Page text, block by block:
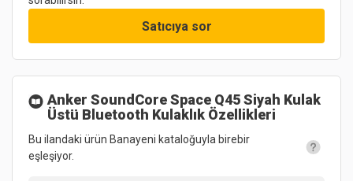
Satıcıya sor
Anker SoundCore Space Q45 Siyah Kulak
Üstü Bluetooth Kulaklık Özellikleri
Bu ilandaki ürün Banayeni kataloğuyla birebir
eşleşiyor.